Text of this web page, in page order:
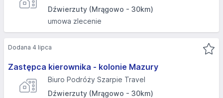
Dźwierzuty (Mrągowo - 30km)
umowa zlecenie
Zastępca kierownika - kolonie Mazury
Biuro Podróży Szarpie Travel
Dźwierzuty (Mrągowo - 30km)
Dodana 4 lipca